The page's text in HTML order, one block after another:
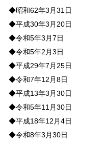
◆昭和62年3月31日
◆平成30年3月20日
◆令和5年3月7日
◆令和5年2月3日
◆平成29年7月25日
◆令和7年12月8日
◆平成13年3月30日
◆令和5年11月30日
◆平成18年12月4日
◆令和8年3月30日